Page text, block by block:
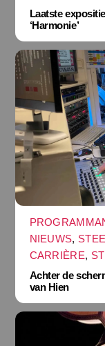
Laatste
‘Harmonie’
NIEUWS,
CARRIÈRE,
Achter de
van Hien